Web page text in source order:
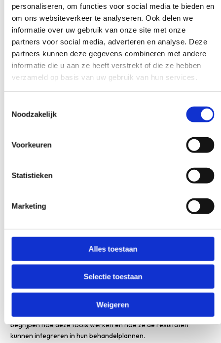
personaliseren, om functies voor social media te bieden en
om ons websiteverkeer te analyseren. Ook delen we
informatie over uw gebruik van onze site met onze
partners voor social media, adverteren en analyse. Deze
partners kunnen deze gegevens combineren met andere
informatie die u aan ze heeft verstrekt of die ze hebben
verzameld op basis van uw gebruik van hun services.
Noodzakelijk
Voorkeuren
Statistieken
Marketing
Alles toestaan
Selectie toestaan
Weigeren
leefstijlbegeleiding. Ook screeningsprogramma’s en
risicoprofielen worden steeds geavanceerder, wat specifieke
kennis vereist om deze effectief in te zetten in de praktijk.
Welke digitale vaardigheden hebben
zorgverleners nu nodig?
Moderne zorgverleners hebben verschillendedigitale
competentiesnodig om effectief te functioneren in de huidige
patiëntmonitoring, digitale vragenlijsten en online
technische aspecten tot communicatie op afstand. Je moet
leren hoe je effectief communiceert via video, wanneer fysiek
waarborgt tijdens digitale contacten.
informatie uit elektronische patiëntendossiers moeten kunnen
interpreteren en gebruiken voor betere zorgverlening. Ook
cybersecurity en privacyaspecten van digitale zorg vereisen
Nieuwe technologieën zoals AI-ondersteunde diagnostiek,
wearables en sensoren voor thuismonitoring maken deel uit
van de moderne zorgverlening. Zorgverleners moeten
begrijpen hoe deze tools werken en hoe ze de resultaten
kunnen integreren in hun behandelplannen.